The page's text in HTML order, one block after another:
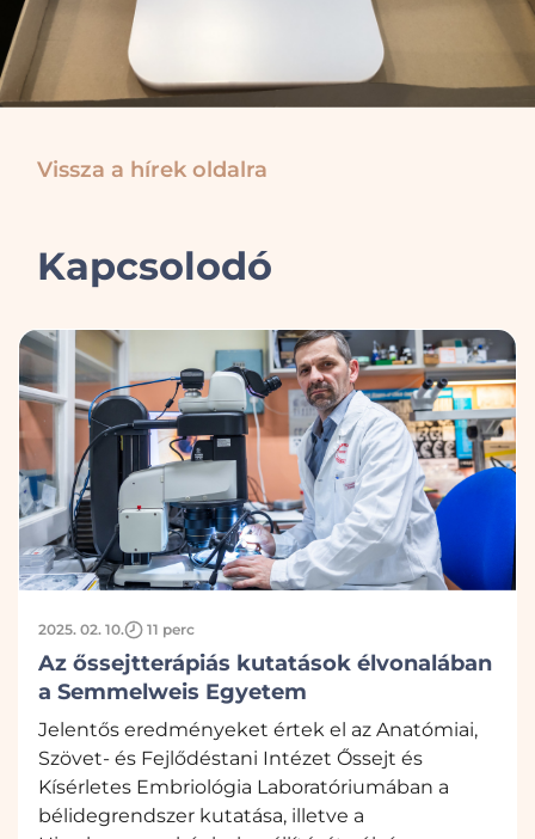
Vissza a hírek oldalra
Kapcsolodó
2025. 02. 10. 11 perc
Az őssejtterápiás kutatások élvonalában
a Semmelweis Egyetem
Jelentős eredményeket értek el az Anatómiai,
Szövet- és Fejlődéstani Intézet Őssejt és
Kísérletes Embriológia Laboratóriumában a
bélidegrendszer kutatása, illetve a